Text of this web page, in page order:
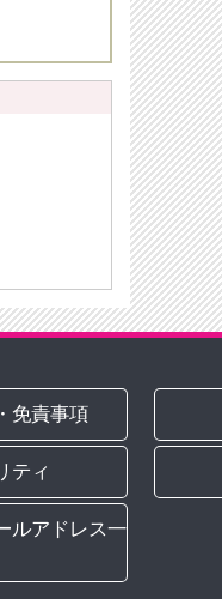
免責事項
ティ
ルアドレス一